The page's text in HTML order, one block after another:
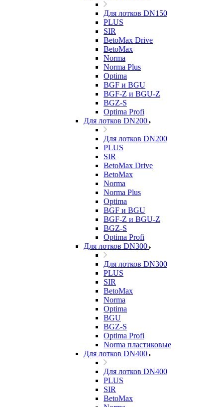
Для лотков DN150
PLUS
SIR
BetoMax Drive
BetoMax
Norma
Norma Plus
Optima
BGF и BGU
BGF-Z и BGU-Z
BGZ-S
Optima Profi
Для лотков DN200
Для лотков DN200
PLUS
SIR
BetoMax Drive
BetoMax
Norma
Norma Plus
Optima
BGF и BGU
BGF-Z и BGU-Z
BGZ-S
Optima Profi
Для лотков DN300
Для лотков DN300
PLUS
SIR
BetoMax
Norma
Optima
BGU
BGZ-S
Optima Profi
Norma пластиковые
Для лотков DN400
Для лотков DN400
PLUS
SIR
BetoMax